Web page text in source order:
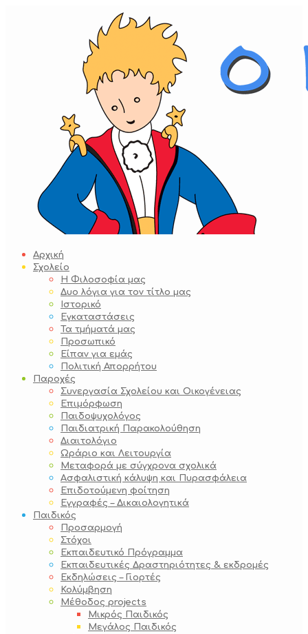
Αρχική
Σχολείο
Η Φιλοσοφία μας
Δυο λόγια για τον τίτλο μας
Ιστορικό
Εγκαταστάσεις
Τα τμήματά μας
Προσωπικό
Είπαν για εμάς
Πολιτική Απορρήτου
Παροχές
Συνεργασία Σχολείου και Οικογένειας
Επιμόρφωση
Παιδοψυχολόγος
Παιδιατρική Παρακολούθηση
Διαιτολόγιο
Ωράριο και Λειτουργία
Μεταφορά με σύγχρονα σχολικά
Ασφαλιστική κάλυψη και Πυρασφάλεια
Επιδοτούμενη φοίτηση
Εγγραφές – Δικαιολογητικά
Παιδικός
Προσαρμογή
Στόχοι
Εκπαιδευτικό Πρόγραμμα
Εκπαιδευτικές Δραστηριότητες & εκδρομές
Εκδηλώσεις – Γιορτές
Κολύμβηση
Μέθοδος projects
Μικρός Παιδικός
Μεγάλος Παιδικός